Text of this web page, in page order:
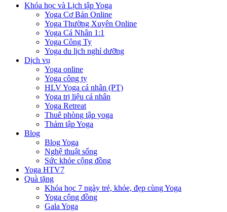
Khóa học và Lịch tập Yoga
Yoga Cơ Bản Online
Yoga Thường Xuyên Online
Yoga Cá Nhân 1:1
Yoga Công Ty
Yoga du lịch nghỉ dưỡng
Dịch vụ
Yoga online
Yoga công ty
HLV Yoga cá nhân (PT)
Yoga trị liệu cá nhân
Yoga Retreat
Thuê phòng tập yoga
Thảm tập Yoga
Blog
Blog Yoga
Nghệ thuật sống
Sức khỏe cộng đồng
Yoga HTV7
Quà tặng
Khóa học 7 ngày trẻ, khỏe, đẹp cùng Yoga
Yoga cộng đồng
Gala Yoga